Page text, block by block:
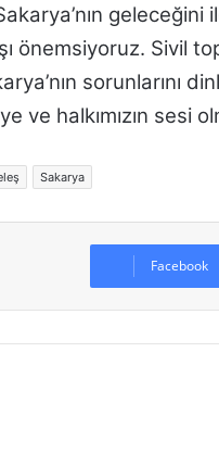
önemsiyoruz. Sivil
sorunlarını
ve halkımızın sesi
Sakarya
Facebook